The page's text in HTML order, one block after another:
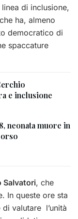
di inclusione,
ha, almeno
democratico di
spaccature
e inclusione
neonata muore in
Salvatori, che
In queste ore sta
valutare l’unità